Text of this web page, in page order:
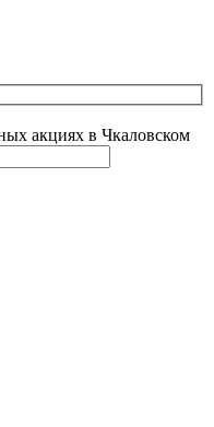
акциях в Чкаловском